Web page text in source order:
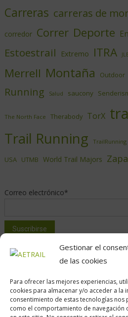
Gestionar el
de las cookies
Para ofrecer las mejores experiencias,
cookies para almacenar y/o acceder a la
consentimiento de estas tecnologías
como el comportamiento de navegación
Carreras carreras de
corredor Correr Deporte
Estoestrail Extremo ITRA
Merrell Montaña Outdoor
Running Salud saucony
The North Face Therabody TorX
Trail Running TrailRunning
USA UTMB World Trail Majors
Correo electrónico*